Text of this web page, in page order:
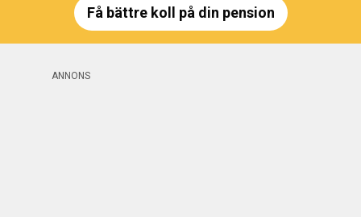
Få bättre koll på din pension
ANNONS